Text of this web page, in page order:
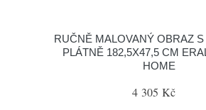
RUČNĚ MALOVANÝ OBRAZ
PLÁTNĚ 182,5X47,5 CM
HOME
4 305 Kč